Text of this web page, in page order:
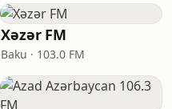
Xəzər FM
Baku · 103.0 FM